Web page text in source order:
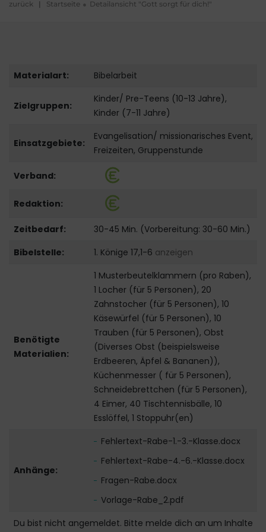
zurück | Startseite Detailansicht "Gott sorgt für dich!"
Materialart: Bibelarbeit
Zielgruppen:
Kinder/ Pre-Teens (10-13 Jahre),
Kinder (7-11 Jahre)
Einsatzgebiete:
Evangelisation/ missionarisches Event,
Freizeiten, Gruppenstunde
Verband:
Redaktion:
Zeitbedarf:
30-45 Min. (Vorbereitung: 30-60 Min.)
Bibelstelle:
1. Könige 17,1-6 anzeigen
Benötigte
Materialien:
1 Musterbeutelklammern (pro Raben),
1 Locher (für 5 Personen), 20
Zahnstocher (für 5 Personen), 10
Käsewürfel (für 5 Personen), 10
Trauben (für 5 Personen), Obst
(Diverses Obst (beispielsweise
Erdbeeren, Äpfel & Bananen)),
Küchenmesser ( für 5 Personen),
Schneidebrettchen (für 5 Personen),
4 Eimer, 40 Tischtennisbälle, 10
Esslöffel, 1 Stoppuhr(en)
Anhänge:
Fehlertext-Rabe-1.-3.-Klasse.docx
Fehlertext-Rabe-4.-6.-Klasse.docx
Fragen-Rabe.docx
Vorlage-Rabe_2.pdf
Du bist nicht angemeldet. Bitte melde dich an um Inhalte